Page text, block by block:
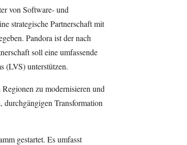
von Software- und
strategische Partnerschaft mit
Pandora ist der nach
soll eine umfassende
(LVS) unterstützen.
zu modernisieren und
durchgängigen Transformation
gestartet. Es umfasst